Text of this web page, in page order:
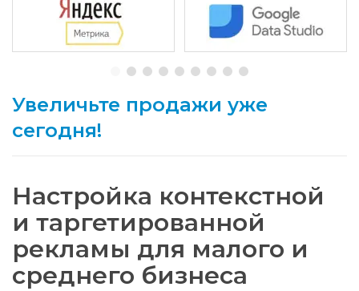
Увеличьте продажи уже
сегодня!
Настройка контекстной
и таргетированной
рекламы для малого и
среднего бизнеса